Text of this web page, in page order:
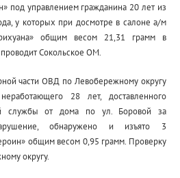
под управлением гражданина 20 лет из
у которых при досмотре в салоне а/м
общим весом 21,31 грамм в
Сокольское ОМ.
части ОВД по Левобережному округу
28 лет, доставленного
службы от дома по ул. Боровой за
обнаружено и изъято 3
общим весом 0,95 грамм. Проверку
округу.